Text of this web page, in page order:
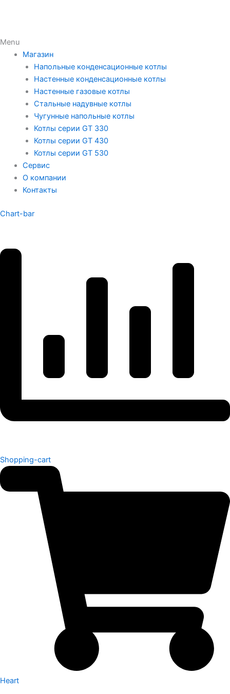
Menu
Магазин
Напольные конденсационные котлы
Настенные конденсационные котлы
Настенные газовые котлы
Стальные надувные котлы
Чугунные напольные котлы
Котлы серии GT 330
Котлы серии GT 430
Котлы серии GT 530
Сервис
О компании
Контакты
Chart-bar
Shopping-cart
Heart